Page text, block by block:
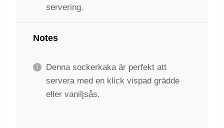
servering.
Notes
Denna sockerkaka är perfekt att
servera med en klick vispad grädde
eller vaniljsås.